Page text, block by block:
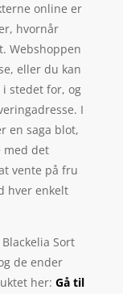
online er
hvornår
Webshoppen
eller du kan
stedet for, og
I
en saga blot,
med det
vente på fru
hver enkelt
Sort
de ender
her: Gå til